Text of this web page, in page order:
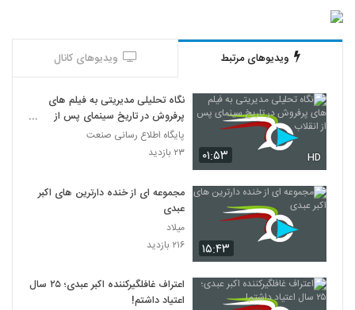
ویدیوهای مرتبط ویدیوهای کانال
۰۱:۵۳ HD
نگاه تحلیلی مدیریتی به فیلم های
پرفروش در تاریخ سینمای پس از
انقلاب
پایگاه اطلاع رسانی صنعت
۲۳ بازدید
۱۵:۴۳
مجموعه ای از خنده دارترین های اکبر
عبدی
میلاد
۲۱۶ بازدید
اعتراف غافلگیرکننده اکبر عبدی؛ ۲۵ سال
اعتیاد داشتم!